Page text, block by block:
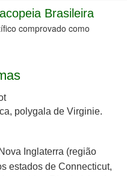
Brasileira
comprovado como
polygala de Virginie.
Inglaterra (região
estados de Connecticut,